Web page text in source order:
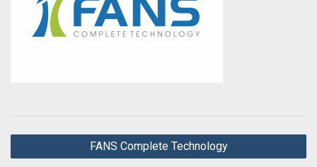
Навигация
по
FANS Complete Technology